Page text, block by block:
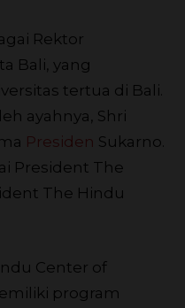
Rektor
Bali, yang
tertua di Bali.
ayahnya, Shri
Presiden Sukarno.
President The
The Hindu
Center of
program